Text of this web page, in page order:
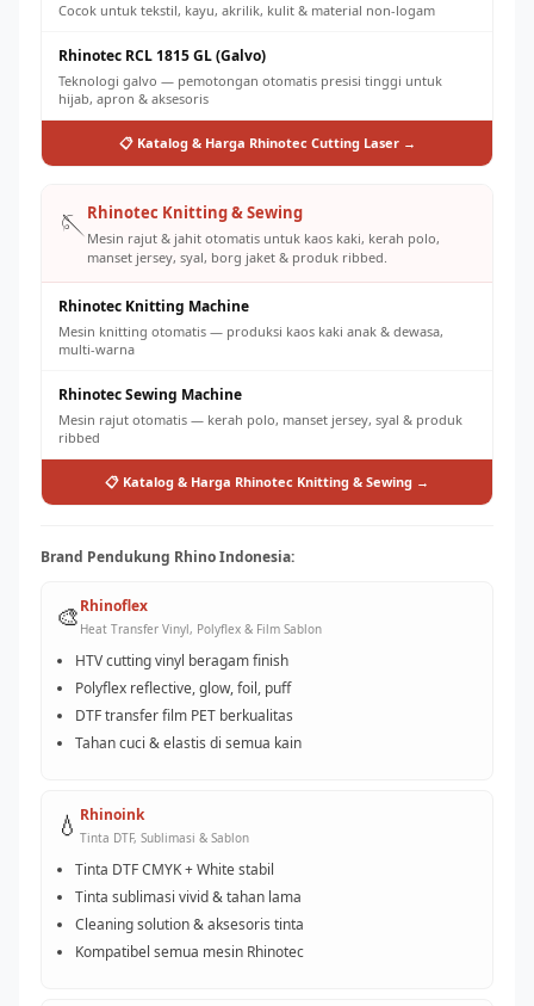
Cocok untuk tekstil, kayu, akrilik, kulit & material non-logam
Rhinotec RCL 1815 GL (Galvo)
Teknologi galvo — pemotongan otomatis presisi tinggi untuk
hijab, apron & aksesoris
📋 Katalog & Harga Rhinotec Cutting Laser →
🪡Rhinotec Knitting & Sewing
Mesin rajut & jahit otomatis untuk kaos kaki, kerah polo,
manset jersey, syal, borg jaket & produk ribbed.
Rhinotec Knitting Machine
Mesin knitting otomatis — produksi kaos kaki anak & dewasa,
multi-warna
Rhinotec Sewing Machine
Mesin rajut otomatis — kerah polo, manset jersey, syal & produk
ribbed
📋 Katalog & Harga Rhinotec Knitting & Sewing →
Brand Pendukung Rhino Indonesia:
🎨Rhinoflex
Heat Transfer Vinyl, Polyflex & Film Sablon
HTV cutting vinyl beragam finish
Polyflex reflective, glow, foil, puff
DTF transfer film PET berkualitas
Tahan cuci & elastis di semua kain
💧 Rhinoink
Tinta DTF, Sublimasi & Sablon
Tinta DTF CMYK + White stabil
Tinta sublimasi vivid & tahan lama
Cleaning solution & aksesoris tinta
Kompatibel semua mesin Rhinotec